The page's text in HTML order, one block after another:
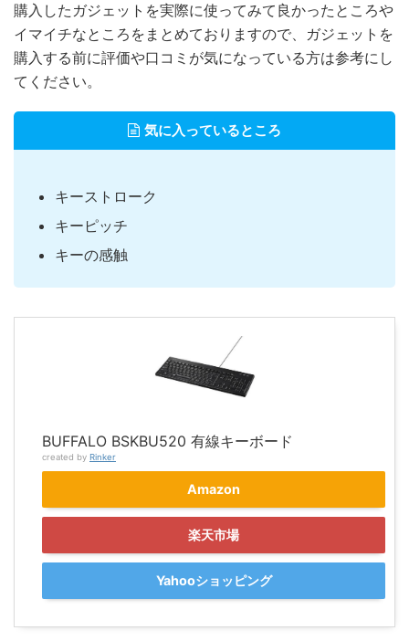
購入したガジェットを実際に使ってみて良かったところや
イマイチなところをまとめておりますので、ガジェットを
購入する前に評価や口コミが気になっている方は参考にし
てください。
気に入っているところ
キーストローク
キーピッチ
キーの感触
BUFFALO BSKBU520 有線キーボード
created by Rinker
Amazon
楽天市場
Yahooショッピング